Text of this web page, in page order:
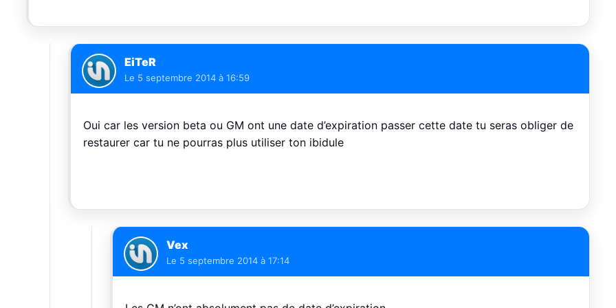
EiTeR
Le 5 septembre 2014 à 16:59
Oui car les version beta ou GM ont une date d’expiration passer cette date tu seras obliger de
restaurer car tu ne pourras plus utiliser ton ibidule
Vex
Le 5 septembre 2014 à 17:14